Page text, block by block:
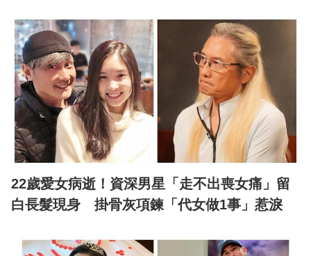
22歲愛女病逝！資深男星「走不出喪女痛」留
白長髮現身 掛骨灰項鍊「代女做1事」惹淚